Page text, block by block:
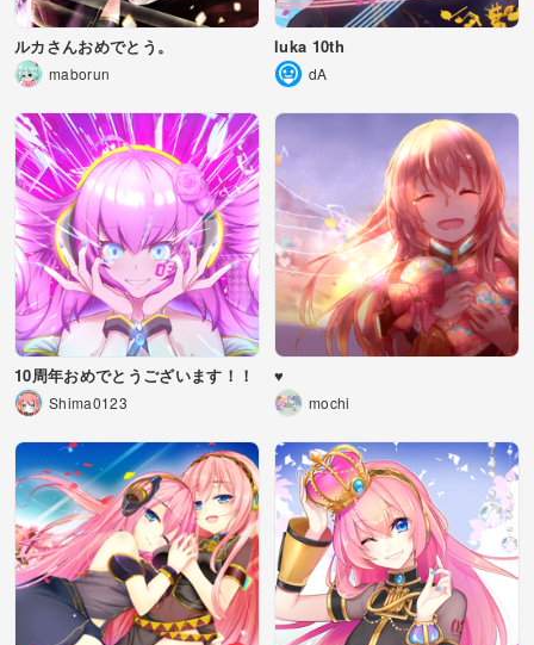
ルカさんおめでとう。
maborun
luka 10th
dA
10周年おめでとうございます！！
Shima0123
♥
mochi